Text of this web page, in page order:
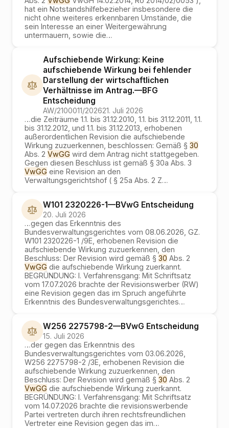
hat ein Notstandshilfebezieher insbesondere die
nicht ohne weiteres erkennbaren Umstände, die
sein Interesse an einer Weitergewährung
untermauern, sowie die…
Aufschiebende Wirkung: Keine
aufschiebende Wirkung bei fehlender
Darstellung der wirtschaftlichen
Verhältnisse im Antrag.—BFG
Entscheidung
AW/2100011/202621. Juli 2026
…die Zeiträume 1.1. bis 31.12.2010, 1.1. bis 31.12.2011, 1.1.
bis 31.12.2012, und 1.1. bis 31.12.2013, erhobenen
außerordentlichen Revision die aufschiebende
Wirkung zuzuerkennen, beschlossen: Gemäß § 30
Abs. 2 VwGG wird dem Antrag nicht stattgegeben.
Gegen diesen Beschluss ist gemäß § 30a Abs. 3
VwGG eine Revision an den
Verwaltungsgerichtshof ( § 25a Abs. 2 Z…
W101 2320226-1—BVwG Entscheidung
20. Juli 2026
…gegen das Erkenntnis des
Bundesverwaltungsgerichtes vom 08.06.2026, GZ.
W101 2320226-1 /9E, erhobenen Revision die
aufschiebende Wirkung zuzuerkennen, den
Beschluss: Der Revision wird gemäß § 30 Abs. 2
VwGG die aufschiebende Wirkung zuerkannt.
BEGRÜNDUNG: I. Verfahrensgang: Mit Schriftsatz
vom 17.07.2026 brachte der Revisionswerber (RW)
eine Revision gegen das im Spruch angeführte
Erkenntnis des Bundesverwaltungsgerichtes…
W256 2275798-2—BVwG Entscheidung
15. Juli 2026
…der gegen das Erkenntnis des
Bundesverwaltungsgerichtes vom 03.06.2026,
W256 2275798-2 /3E, erhobenen Revision die
aufschiebende Wirkung zuzuerkennen, den
Beschluss: Der Revision wird gemäß § 30 Abs. 2
VwGG die aufschiebende Wirkung zuerkannt.
BEGRÜNDUNG: I. Verfahrensgang: Mit Schriftsatz
vom 14.07.2026 brachte die revisionswerbende
Partei vertreten durch ihren rechtsfreundlichen
Vertreter eine Revision gegen das im…